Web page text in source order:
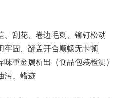
、刮花、卷边毛刺、铆钉松动
牢固、翻盖开合顺畅无卡顿
味重金属析出（食品包装检测）
污、蜡迹